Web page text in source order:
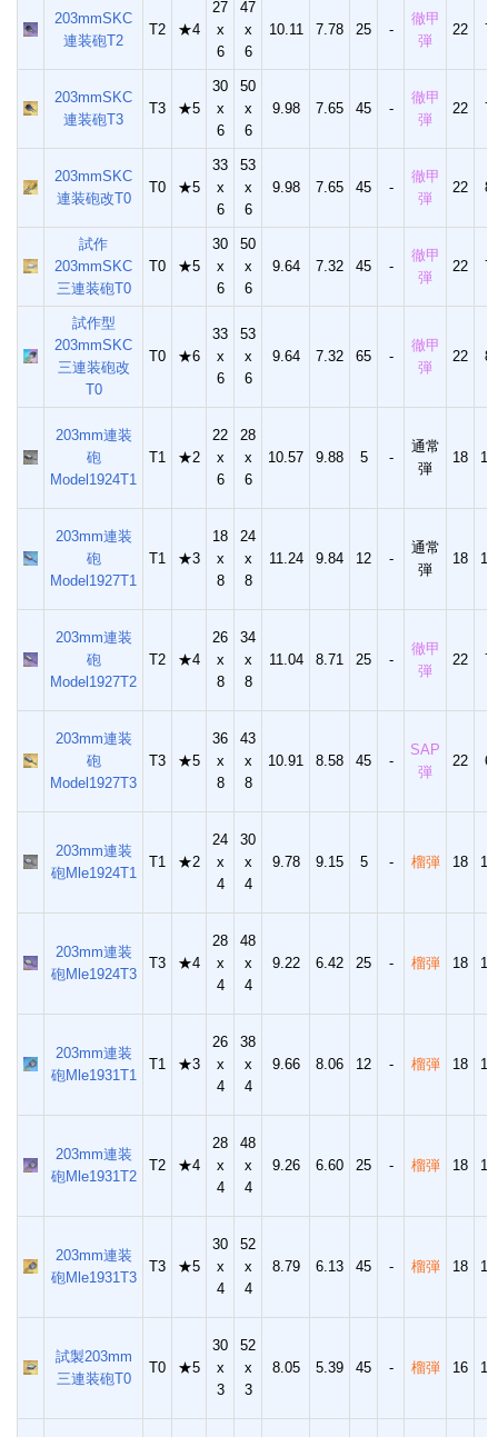
203mmSKC
連装砲T2
T2 ★4
27
x
6
47
x
6
10.11 7.78 25 -
徹甲
弾
22
203mmSKC
連装砲T3
T3 ★5
30
x
6
50
x
6
9.98 7.65 45 -
徹甲
弾
22
203mmSKC
連装砲改T0
T0 ★5
33
x
6
53
x
6
9.98 7.65 45 -
徹甲
弾
22
試作
203mmSKC
三連装砲T0
T0 ★5
30
x
6
50
x
6
9.64 7.32 45 -
徹甲
弾
22
試作型
203mmSKC
三連装砲改
T0
T0 ★6
33
x
6
53
x
6
9.64 7.32 65 -
徹甲
弾
22
203mm連装
砲
Model1924T1
T1 ★2
22
x
6
28
x
6
10.57 9.88 5 -
通常
弾
18
203mm連装
砲
Model1927T1
T1 ★3
18
x
8
24
x
8
11.24 9.84 12 -
通常
弾
18
203mm連装
砲
Model1927T2
T2 ★4
26
x
8
34
x
8
11.04 8.71 25 -
徹甲
弾
22
203mm連装
砲
Model1927T3
T3 ★5
36
x
8
43
x
8
10.91 8.58 45 -
SAP
弾
22
203mm連装
砲Mle1924T1
T1 ★2
24
x
4
30
x
4
9.78 9.15 5 - 榴弾 18
203mm連装
砲Mle1924T3
T3 ★4
28
x
4
48
x
4
9.22 6.42 25 - 榴弾 18
203mm連装
砲Mle1931T1
T1 ★3
26
x
4
38
x
4
9.66 8.06 12 - 榴弾 18
203mm連装
砲Mle1931T2
T2 ★4
28
x
4
48
x
4
9.26 6.60 25 - 榴弾 18
203mm連装
砲Mle1931T3
T3 ★5
30
x
4
52
x
4
8.79 6.13 45 - 榴弾 18
試製203mm
三連装砲T0
T0 ★5
30
x
3
52
x
3
8.05 5.39 45 - 榴弾 16